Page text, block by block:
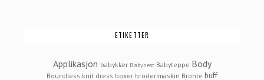
ETIKETTER
Applikasjon babyklær Babynest Babyteppe Body
Boundless knit dress boxer broderimaskin Bronte buff